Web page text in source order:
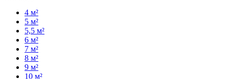
4 м²
5 м²
5,5 м²
6 м²
7 м²
8 м²
9 м²
10 м²